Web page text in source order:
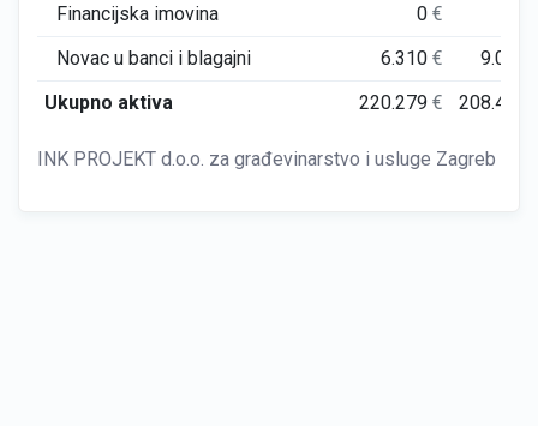
Financijska imovina
0€
Novac u banci i blagajni
6.310€ 9.079
Ukupno aktiva
220.279€ 208.421
INK PROJEKT d.o.o. za građevinarstvo i usluge Zagreb